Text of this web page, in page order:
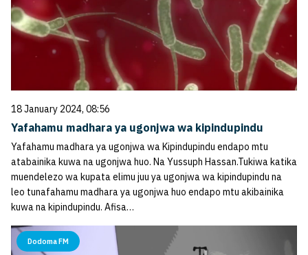
18 January 2024, 08:56
Yafahamu madhara ya ugonjwa wa kipindupindu
Yafahamu madhara ya ugonjwa wa Kipindupindu endapo mtu
atabainika kuwa na ugonjwa huo. Na Yussuph Hassan.Tukiwa katika
muendelezo wa kupata elimu juu ya ugonjwa wa kipindupindu na
leo tunafahamu madhara ya ugonjwa huo endapo mtu akibainika
kuwa na kipindupindu. Afisa…
Dodoma FM